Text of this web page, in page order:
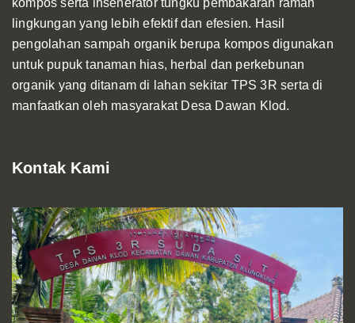
lingkungan yang lebih efektif dan efesien. Hasil
pengolahan sampah organik berupa kompos digunakan
untuk pupuk tanaman hias, herbal dan perkebunan
organik yang ditanam di lahan sekitar TPS 3R serta di
manfaatkan oleh masyarakat Desa Dawan Klod.
Kontak Kami